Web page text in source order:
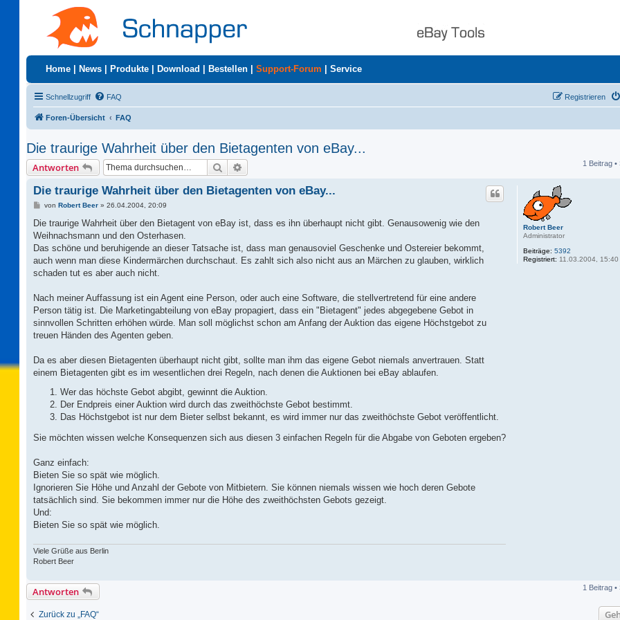
Home News Produkte Download Bestellen Support-Forum Service
Schnellzugriff FAQ Registrieren
Foren-Übersicht FAQ
Die traurige Wahrheit über den Bietagenten von eBay...
Antworten Suche 1 Beitrag •
Robert Beer
Administrator
Beiträge: 5392
Registriert: 11.03.2004, 15:40
Die traurige Wahrheit über den Bietagenten von eBay...
B
i
r
a
von Robert Beer» 26.04.2004, 20:09
Die traurige Wahrheit über den Bietagent von eBay ist, dass es ihn überhaupt nicht gibt. Genausowenig wie den
Weihnachsmann und den Osterhasen.
Das schöne und beruhigende an dieser Tatsache ist, dass man genausoviel Geschenke und Ostereier bekommt,
auch wenn man diese Kindermärchen durchschaut. Es zahlt sich also nicht aus an Märchen zu glauben, wirklich
schaden tut es aber auch nicht.
Nach meiner Auffassung ist ein Agent eine Person, oder auch eine Software, die stellvertretend für eine andere
Person tätig ist. Die Marketingabteilung von eBay propagiert, dass ein "Bietagent" jedes abgegebene Gebot in
sinnvollen Schritten erhöhen würde. Man soll möglichst schon am Anfang der Auktion das eigene Höchstgebot zu
treuen Händen des Agenten geben.
Da es aber diesen Bietagenten überhaupt nicht gibt, sollte man ihm das eigene Gebot niemals anvertrauen. Statt
einem Bietagenten gibt es im wesentlichen drei Regeln, nach denen die Auktionen bei eBay ablaufen.
Wer das höchste Gebot abgibt, gewinnt die Auktion.
Der Endpreis einer Auktion wird durch das zweithöchste Gebot bestimmt.
Das Höchstgebot ist nur dem Bieter selbst bekannt, es wird immer nur das zweithöchste Gebot veröffentlicht.
Sie möchten wissen welche Konsequenzen sich aus diesen 3 einfachen Regeln für die Abgabe von Geboten ergeben?
Ganz einfach:
Bieten Sie so spät wie möglich.
Ignorieren Sie Höhe und Anzahl der Gebote von Mitbietern. Sie können niemals wissen wie hoch deren Gebote
tatsächlich sind. Sie bekommen immer nur die Höhe des zweithöchsten Gebots gezeigt.
Und:
Bieten Sie so spät wie möglich.
Viele Grüße aus Berlin
Robert Beer
Antworten 1 Beitrag •
Zurück zu „FAQ“